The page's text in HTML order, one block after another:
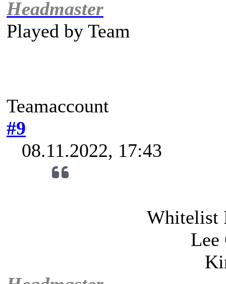
Headmaster
Played by Team
Teamaccount
#9
08.11.2022, 17:43
Whitelist
Lee